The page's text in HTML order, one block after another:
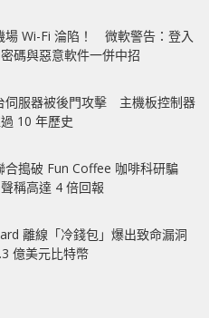
場 Wi-Fi 淪陷！ 微軟警告：登入
碼與惡意軟件一併中招
伺服器被後門攻擊 主機板控制器
10 年歷史
合搗破 Fun Coffee 咖啡科研騙
稱高達 4 倍回報
離線「冷錢包」爆出致命漏洞
億美元比特幣